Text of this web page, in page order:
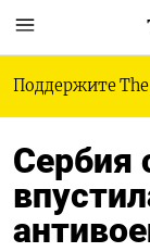
Поддержите
Сербия